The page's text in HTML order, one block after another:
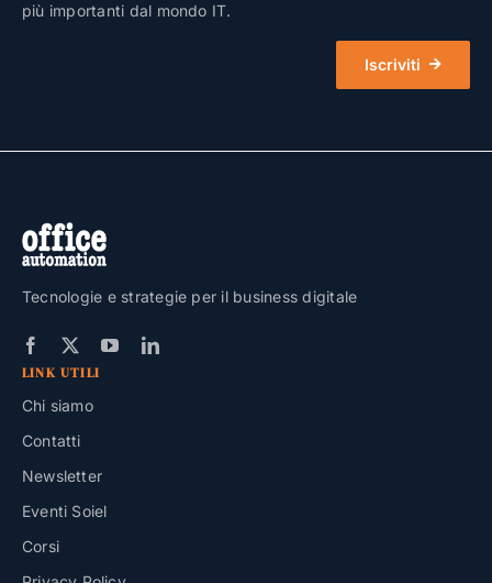
più importanti dal mondo IT.
Iscriviti
Tecnologie e strategie per il business digitale
LINK UTILI
Chi siamo
Contatti
Newsletter
Eventi Soiel
Corsi